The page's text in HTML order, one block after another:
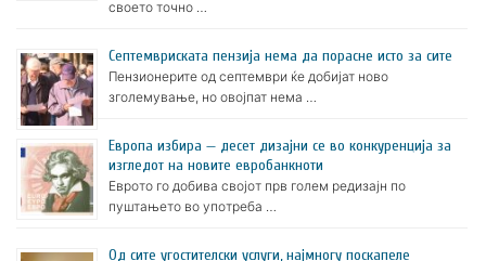
своето точно …
Септемвриската пензија нема да порасне исто за сите
Пензионерите од септември ќе добијат ново
зголемување, но овојпат нема …
Европа избира — десет дизајни се во конкуренција за
изгледот на новите евробанкноти
Еврото го добива својот прв голем редизајн по
пуштањето во употреба …
Oд сите угостителски услуги, најмногу поскапеле